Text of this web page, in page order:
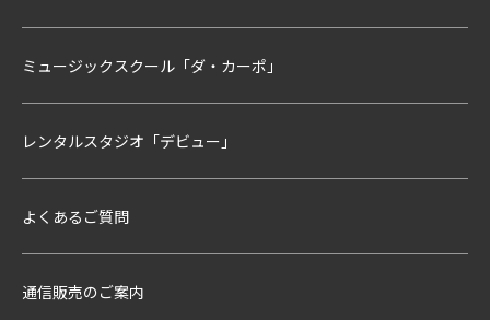
ミュージックスクール「ダ・カーポ」
レンタルスタジオ「デビュー」
よくあるご質問
通信販売のご案内